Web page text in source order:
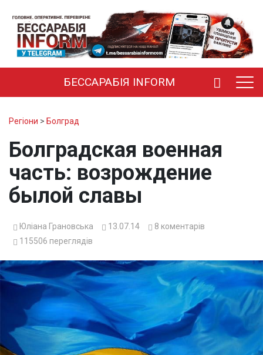
БЕССАРАБІЯ INFORM
Регіони > Болград
Болградская военная
часть: возрождение
былой славы
Юліана Грановська 13.07.14 8 коментарів
115506 переглядів